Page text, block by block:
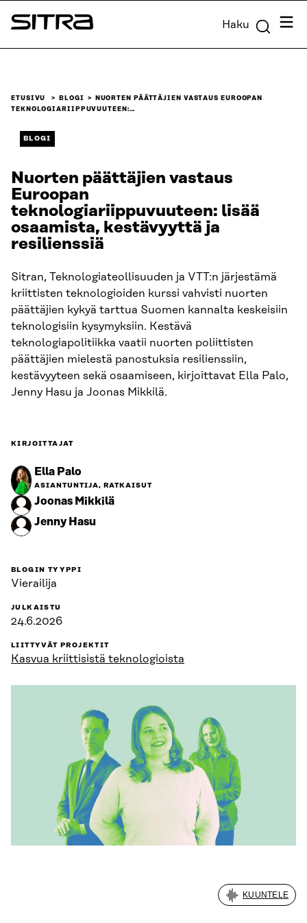
Siirry
suoraan
Sitra Haku
ETUSIVU BLOGI
NUORTEN PÄÄTTÄJIEN VASTAUS EUROOPAN
TEKNOLOGIARIIPPUVUUTEEN:…
BLOGI
Nuorten päättäjien vastaus
Euroopan
teknologiariippuvuuteen: lisää
osaamista, kestävyyttä ja
resilienssiä
Sitran, Teknologiateollisuuden ja VTT:n järjestämä
kriittisten teknologioiden kurssi vahvisti nuorten
päättäjien kykyä tarttua Suomen kannalta keskeisiin
teknologisiin kysymyksiin. Kestävä
teknologiapolitiikka vaatii nuorten poliittisten
päättäjien mielestä panostuksia resilienssiin,
kestävyyteen sekä osaamiseen, kirjoittavat Ella Palo,
Jenny Hasu ja Joonas Mikkilä.
KIRJOITTAJAT
Ella Palo
ASIANTUNTIJA, RATKAISUT
Joonas Mikkilä
Jenny Hasu
BLOGIN TYYPPI
Vierailija
JULKAISTU
24.6.2026
LIITTYVÄT PROJEKTIT
Kasvua kriittisistä teknologioista
KUUNTELE